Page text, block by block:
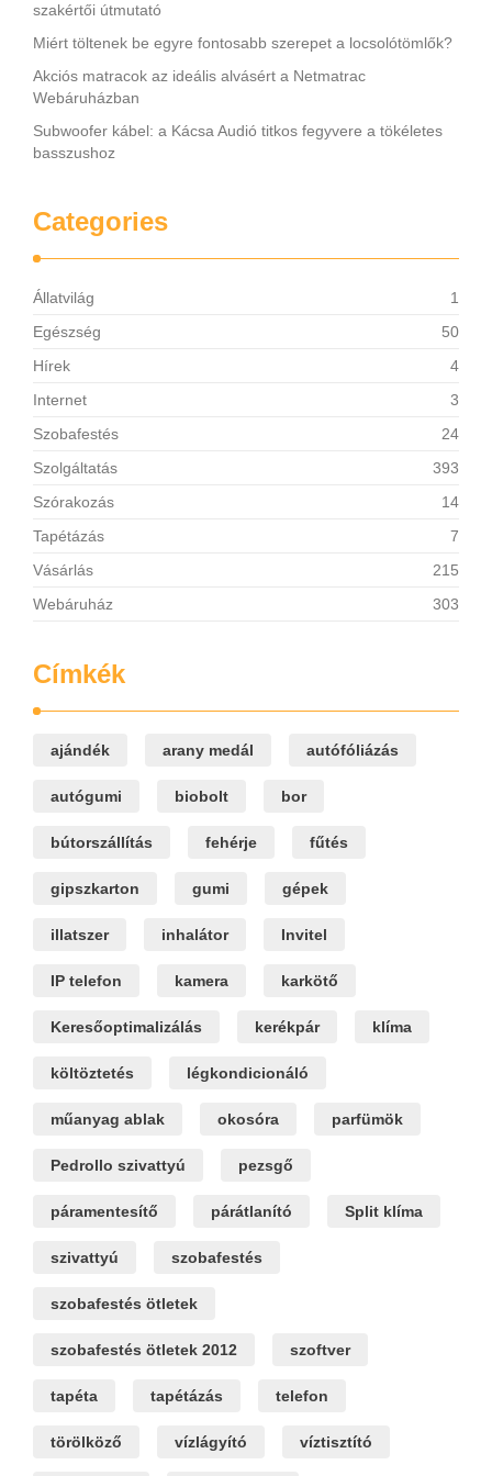
szakértői útmutató
Miért töltenek be egyre fontosabb szerepet a locsolótömlők?
Akciós matracok az ideális alvásért a Netmatrac
Webáruházban
Subwoofer kábel: a Kácsa Audió titkos fegyvere a tökéletes
basszushoz
Categories
Állatvilág
1
Egészség
50
Hírek
4
Internet
3
Szobafestés
24
Szolgáltatás
393
Szórakozás
14
Tapétázás
7
Vásárlás
215
Webáruház
303
Címkék
ajándék arany medál autófóliázás
autógumi biobolt bor
bútorszállítás fehérje fűtés
gipszkarton gumi gépek
illatszer inhalátor Invitel
IP telefon kamera karkötő
Keresőoptimalizálás kerékpár klíma
költöztetés légkondicionáló
műanyag ablak okosóra parfümök
Pedrollo szivattyú pezsgő
páramentesítő párátlanító Split klíma
szivattyú szobafestés
szobafestés ötletek
szobafestés ötletek 2012 szoftver
tapéta tapétázás telefon
törölköző vízlágyító víztisztító